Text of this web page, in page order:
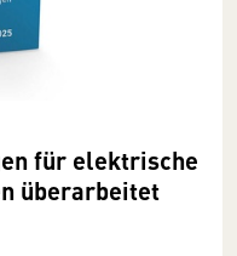
für elektrische
überarbeitet